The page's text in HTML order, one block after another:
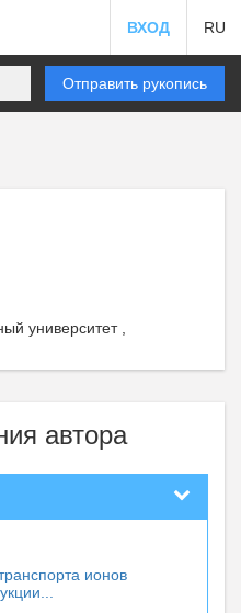
ВХОД RU
Отправить рукопись
университет ,
автора
ионов